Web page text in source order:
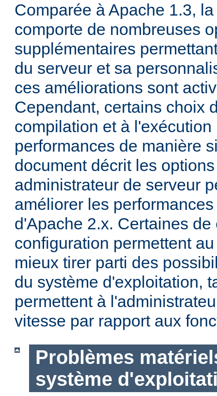
Comparée à Apache 1.3,
comporte de nombreuses
supplémentaires
du serveur et sa
ces améliorations sont
Cependant, certains choix
compilation et à
performances de manière
document décrit les
administrateur de serveur
améliorer les
d'Apache 2.x. Certaines
configuration permettent
mieux tirer parti des
du système d'exploitation,
permettent à
vitesse par rapport aux
Problèmes
système